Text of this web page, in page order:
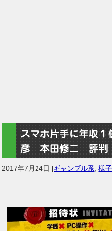
スマホ片手に年収
彦 本田修二 評判
2017年7月24日 [ギャンブル系 ,様